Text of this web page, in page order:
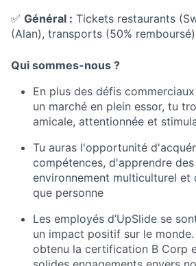
✅ Général : Tickets restaurants
(Alan), transports (50% remboursé)
Qui sommes-nous ?
En plus des défis
un marché en plein essor, tu
amicale, attentionnée et
Tu auras l'opportunité
compétences, d'apprendre
environnement multiculturel et
que personne
Les employés d’UpSlide se
un impact positif sur le
obtenu la certification B Corp